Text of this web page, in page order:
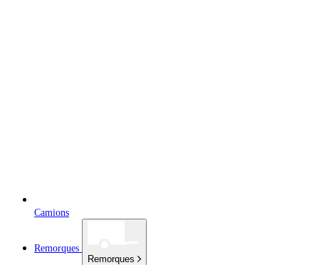
Camions
Remorques
Remorques